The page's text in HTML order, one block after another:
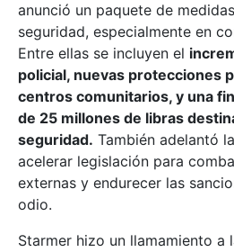
anunció un paquete de
seguridad, especialmente en
Entre ellas se incluyen el
policial, nuevas protecciones
centros comunitarios, y una
de 25 millones de libras
seguridad. También adelantó
acelerar legislación para
externas y endurecer las
odio.
Starmer hizo un llamamiento a